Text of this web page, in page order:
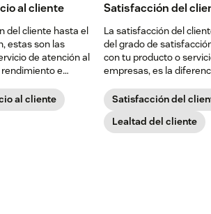
al cliente
del cliente hasta el
estas son las
de atención al
e
al cliente
Satisfacción del
La satisfacción del
del grado de
con tu producto o
empresas, es la
Satisfacción del
Lealtad del cliente